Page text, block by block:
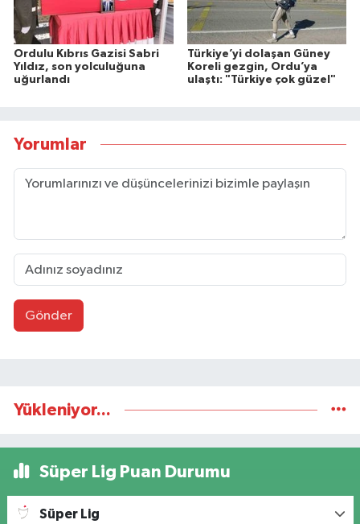
Ordulu Kıbrıs Gazisi Sabri
Yıldız, son yolculuğuna
uğurlandı
Türkiye’yi dolaşan Güney
Koreli gezgin, Ordu’ya
ulaştı: "Türkiye çok güzel"
Yorumlar
Gönder
Yükleniyor...
Süper Lig Puan Durumu
Süper Lig